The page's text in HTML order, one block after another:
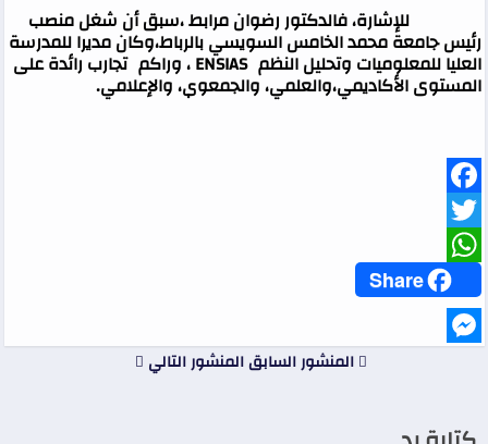
للإشارة، فالدكتور رضوان مرابط ،سبق أن شغل منصب
رئيس جامعة محمد الخامس السويسي بالرباط،وكان مديرا للمدرسة
العليا للمعلوميات وتحليل النظم ENSIAS، وراكم تجارب رائدة على
المستوى الأكاديمي،والعلمي، والجمعوي، والإعلامي.
Facebook
Twitter
WhatsApp
Share
المنشور السابقالمنشور التالي